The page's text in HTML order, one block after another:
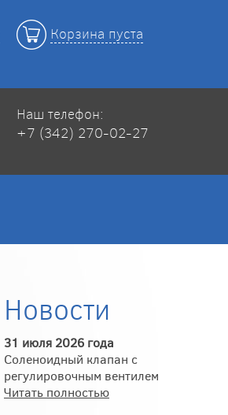
Корзина пуста
Наш телефон:
+7 (342) 270-02-27
Новости
31 июля 2026 года
Соленоидный клапан с
регулировочным вентилем
Читать полностью